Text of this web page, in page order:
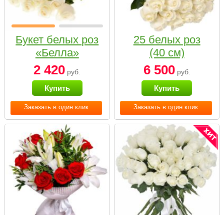
Заказать в один клик
Букет белых роз
«Белла»
2 420 руб.
Купить
Заказать в один клик
25 белых роз
(40 см)
6 500руб.
Купить